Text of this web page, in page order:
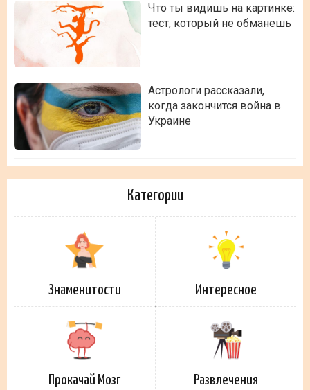
Что ты видишь на картинке:
тест, который не обманешь
Астрологи рассказали,
когда закончится война в
Украине
Категории
Знаменитости Интересное
Прокачай Мозг Развлечения